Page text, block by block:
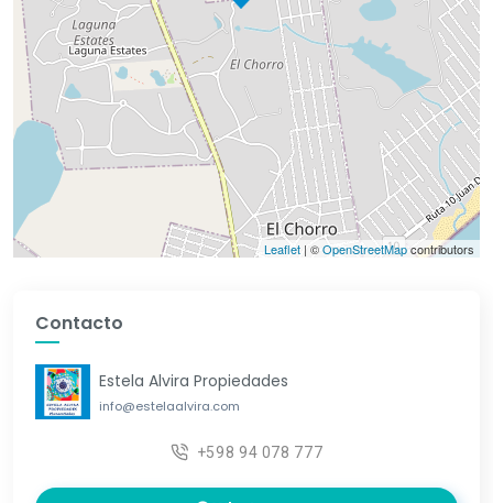
Leaflet | ©OpenStreetMapcontributors
Contacto
Estela Alvira Propiedades
info@estelaalvira.com
+598 94 078 777